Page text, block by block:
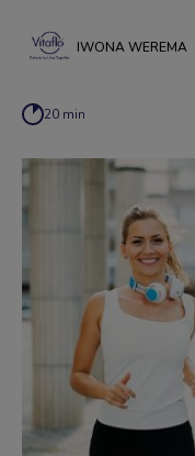
dzieckiem a rodzicem.
IWONA WEREMA
20 min